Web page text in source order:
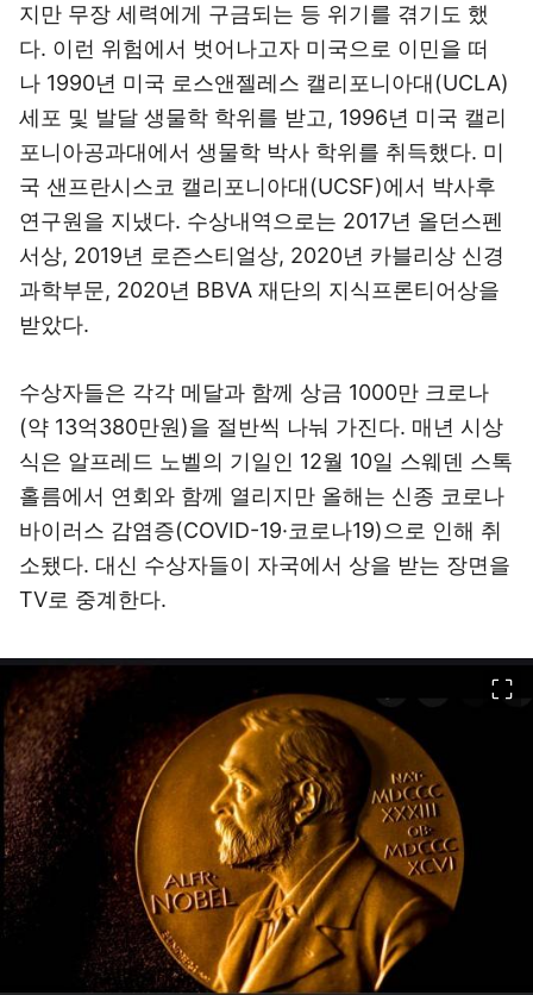
지만 무장 세력에게 구금되는 등 위기를 겪기도 했
다. 이런 위험에서 벗어나고자 미국으로 이민을 떠
나 1990년 미국 로스앤젤레스 캘리포니아대(UCLA)
세포 및 발달 생물학 학위를 받고, 1996년 미국 캘리
포니아공과대에서 생물학 박사 학위를 취득했다. 미
국 샌프란시스코 캘리포니아대(UCSF)에서 박사후
연구원을 지냈다. 수상내역으로는 2017년 올던스펜
서상, 2019년 로즌스티얼상, 2020년 카블리상 신경
과학부문, 2020년 BBVA 재단의 지식프론티어상을
받았다.
수상자들은 각각 메달과 함께 상금 1000만 크로나
(약 13억380만원)을 절반씩 나눠 가진다. 매년 시상
식은 알프레드 노벨의 기일인 12월 10일 스웨덴 스톡
홀름에서 연회와 함께 열리지만 올해는 신종 코로나
바이러스 감염증(COVID-19·코로나19)으로 인해 취
소됐다. 대신 수상자들이 자국에서 상을 받는 장면을
TV로 중계한다.